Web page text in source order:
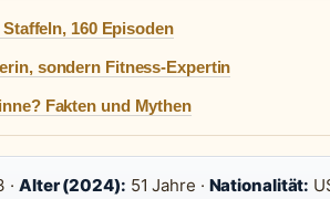
160 Episoden
sondern Fitness-Expertin
Fakten und Mythen
·Alter (2024): 51 Jahre · Nationalität: